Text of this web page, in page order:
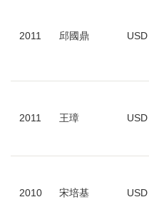
2011 邱國鼎 USD
2011 王璋 USD
2010 宋培基 USD